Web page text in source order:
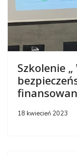
Szkolenie „
18 kwiecień 2023